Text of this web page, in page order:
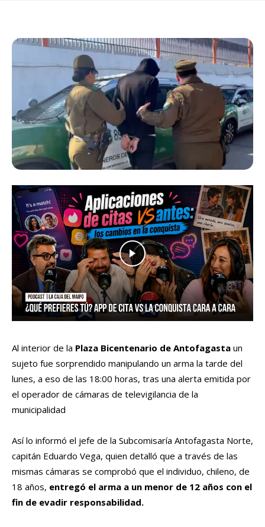
Al interior de la Plaza Bicentenario de Antofagasta un
sujeto fue sorprendido manipulando un arma la tarde del
lunes, a eso de las 18:00 horas, tras una alerta emitida por
el operador de cámaras de televigilancia de la
municipalidad
Así lo informó el jefe de la Subcomisaría Antofagasta Norte,
capitán Eduardo Vega, quien detalló que a través de las
mismas cámaras se comprobó que el individuo, chileno, de
18 años, entregó el arma a un menor de 12 años con el
fin de evadir responsabilidad.